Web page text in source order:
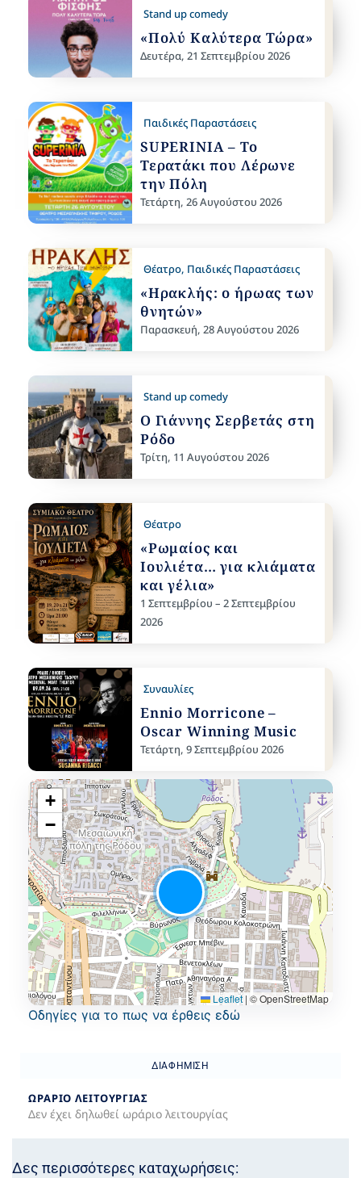
Stand up comedy
«Πολύ Καλύτερα Τώρα»
Δευτέρα, 21 Σεπτεμβρίου 2026
Παιδικές Παραστάσεις
SUPERINIA – Το
Τερατάκι που Λέρωνε
την Πόλη
Τετάρτη, 26 Αυγούστου 2026
Θέατρο, Παιδικές Παραστάσεις
«Ηρακλής: ο ήρωας των
θνητών»
Παρασκευή, 28 Αυγούστου 2026
Stand up comedy
Ο Γιάννης Σερβετάς στη
Ρόδο
Τρίτη, 11 Αυγούστου 2026
Θέατρο
«Ρωμαίος και
Ιουλιέτα… για κλιάματα
και γέλια»
1 Σεπτεμβρίου – 2 Σεπτεμβρίου
2026
Συναυλίες
Ennio Morricone –
Oscar Winning Music
Τετάρτη, 9 Σεπτεμβρίου 2026
+
−
Leaflet | © OpenStreetMap
Oδηγίες για το πως να έρθεις εδώ
ΩΡΆΡΙΟ ΛΕΙΤΟΥΡΓΊΑΣ
Δεν έχει δηλωθεί ωράριο λειτουργίας
ΔΙΑΦΉΜΙΣΗ
Δες περισσότερες καταχωρήσεις: